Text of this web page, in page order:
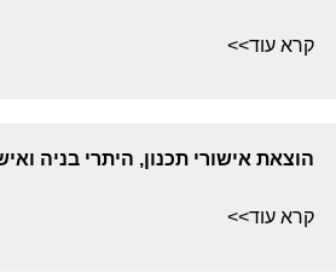
קרא עוד>>
הוצאת אישורי תכנון, היתרי בניה
קרא עוד>>